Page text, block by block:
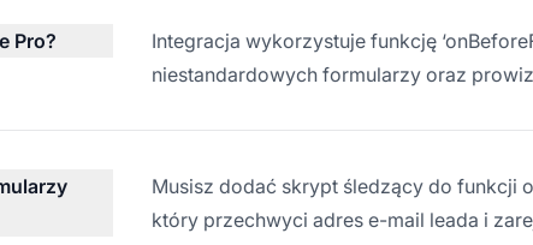
Pro?
Integracja wykorzystuje funkcję
niestandardowych formularzy oraz
Musisz dodać skrypt śledzący do funkcji
który przechwyci adres e-mail leada i